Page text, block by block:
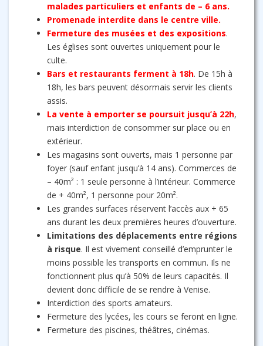
malades particuliers et enfants de – 6 ans.
Promenade interdite dans le centre ville.
Fermeture des musées et des expositions.
Les églises sont ouvertes uniquement pour le
culte.
Bars et restaurants ferment à 18h. De 15h à
18h, les bars peuvent désormais servir les clients
assis.
La vente à emporter se poursuit jusqu’à 22h,
mais interdiction de consommer sur place ou en
extérieur.
Les magasins sont ouverts, mais 1 personne par
foyer (sauf enfant jusqu’à 14 ans). Commerces de
– 40m² : 1 seule personne à l’intérieur. Commerce
de + 40m², 1 personne pour 20m².
Les grandes surfaces réservent l’accès aux + 65
ans durant les deux premières heures d’ouverture.
Limitations des déplacements entre régions
à risque. Il est vivement conseillé d’emprunter le
moins possible les transports en commun. Ils ne
fonctionnent plus qu’à 50% de leurs capacités. Il
devient donc difficile de se rendre à Venise.
Interdiction des sports amateurs.
Fermeture des lycées, les cours se feront en ligne.
Fermeture des piscines, théâtres, cinémas.